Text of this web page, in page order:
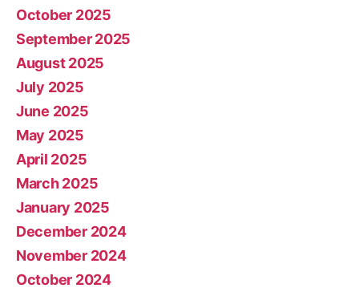
October 2025
September 2025
August 2025
July 2025
June 2025
May 2025
April 2025
March 2025
January 2025
December 2024
November 2024
October 2024